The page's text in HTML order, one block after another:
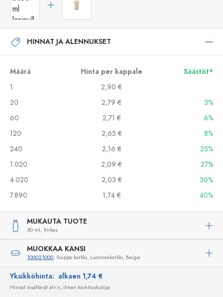
HINNAT JA ALENNUKSET
Määrä Hinta per kappale
Säästöt*
1
2,90 €
20
2,79 €
3%
60
2,71 €
6%
120
2,65 €
8%
240
2,16 €
25%
1.020
2,09 €
27%
4.020
2,03 €
30%
7.890
1,74 € 40%
MUKAUTA TUOTE
50 ml, Kirkas
MUOKKAA KANSI
100021000, Suippo korkki, Luonnonkorkki, Beige
Yksikköhinta: alkaen 1,74 €
Hinnat sisältävät alv:n, ilman toimituskuluja